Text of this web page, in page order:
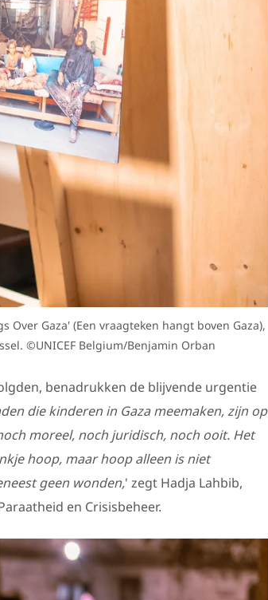
Gaza' (Een vraagteken hangt boven Gaza),
©UNICEF Belgium/Benjamin Orban
benadrukken de blijvende urgentie
die kinderen in Gaza meemaken, zijn op
moreel, noch juridisch, noch ooit. Het
hoop, maar hoop alleen is niet
geen wonden,' zegt Hadja Lahbib,
en Crisisbeheer.